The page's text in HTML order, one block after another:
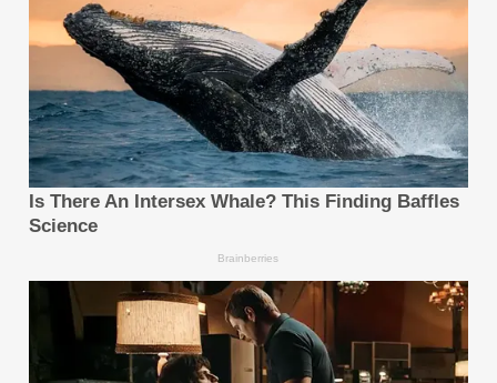
อัปเกรดแพลตฟอร์มอย่างสม่ำเสมอ การดำเนินธุรกิจมา
อย่างยาวนานของบริษัทสะท้อนถึงความสามารถในการปรับ
ตัวและความมุ่งมั่นต่อหลักการสำคัญที่เป็นรากฐานของ
องค์กร
ดูข้อมูลเพิ่มเติม โปรดเยี่ยมชม
www.fpmarkets.com
ข้อมูลสำคัญเกี่ยวกับFP Markets:
FP Markets เป็นโบรกเกอร์ฟอเร็กซ์และ CFD ที่อยู่
ภายใต้การกำกับดูแลจากหลายหน่วยงาน และมี
ประสบการณ์ในอุตสาหกรรมมากกว่า 20 ปี
บริษัทนำเสนอสเปรดฟอเร็กซ์ระดับอินเตอร์แบงก์ที่
สามารถเริ่มต้นได้ตั้งแต่ 0.0 pips